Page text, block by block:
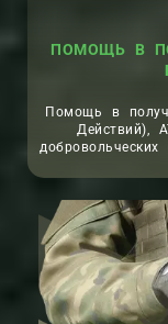
ПОМОЩЬ В
Помощь в
Действий),